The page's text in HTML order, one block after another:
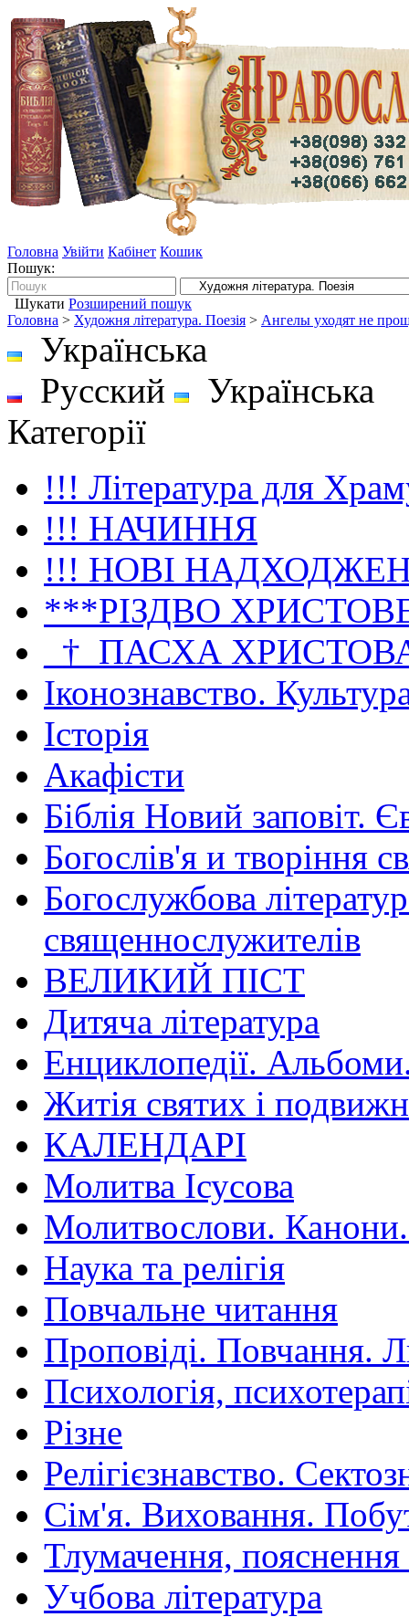
Головна Увійти Кабінет Кошик
Пошук:
Шукати Розширений пошук
Головна > Художня література. Поезія > Ангелы уходят не
Українська
Русский
Українська
Категорії
!!! Література для
!!! НАЧИННЯ
!!! НОВІ
***РІЗДВО
_†_ПАСХА
Іконознавство.
Історія
Акафісти
Біблія Новий заповіт.
Богослів'я и творіння
Богослужбова
священнослужителів
ВЕЛИКИЙ ПІСТ
Дитяча література
Енциклопедії.
Житія святих і
КАЛЕНДАРІ
Молитва Ісусова
Молитвослови.
Наука та релігія
Повчальне читання
Проповіді. Повчання.
Психологія,
Різне
Релігієзнавство.
Сім'я. Виховання.
Тлумачення,
Учбова література